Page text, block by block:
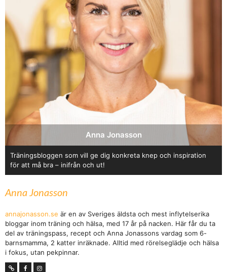
Anna Jonasson
Träningsbloggen som vill ge dig konkreta knep och inspiration
för att må bra – inifrån och ut!
Anna Jonasson
annajonasson.se är en av Sveriges äldsta och mest inflytelserika
bloggar inom träning och hälsa, med 17 år på nacken. Här får du ta
del av träningspass, recept och Anna Jonassons vardag som 6-
barnsmamma, 2 katter inräknade. Alltid med rörelseglädje och hälsa
i fokus, utan pekpinnar.